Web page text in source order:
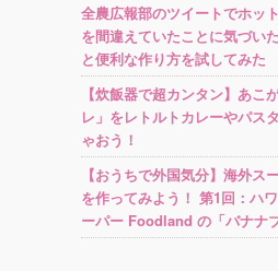
全農広報部のツイートでホッ
を間違えていたことに気づい
と便利な作り方を試してみた
【炊飯器で超カンタン】あこ
レ」をレトルトカレーやパス
ゃおう！
【おうちで外国気分】海外ス
を作ってみよう！ 第1回：ハ
ーパー Foodland の「バナナ